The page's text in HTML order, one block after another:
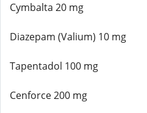
Cymbalta 20 mg
Diazepam (Valium) 10 mg
Tapentadol 100 mg
Cenforce 200 mg